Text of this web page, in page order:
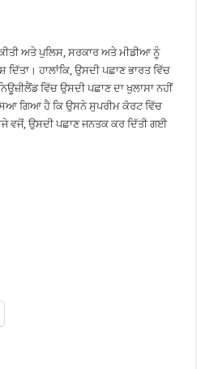
ਅਤੇ ਪੁਲਿਸ, ਸਰਕਾਰ ਅਤੇ ਮੀਡੀਆ ਨੂੰ
ਹਾਲਾਂਕਿ, ਉਸਦੀ ਪਛਾਣ ਭਾਰਤ ਵਿੱਚ
ਵਿੱਚ ਉਸਦੀ ਪਛਾਣ ਦਾ ਖੁਲਾਸਾ ਨਹੀਂ
ਗਿਆ ਹੈ ਕਿ ਉਸਨੇ ਸੁਪਰੀਮ ਕੋਰਟ ਵਿੱਚ
ਵਜੋਂ, ਉਸਦੀ ਪਛਾਣ ਜਨਤਕ ਕਰ ਦਿੱਤੀ ਗਈ